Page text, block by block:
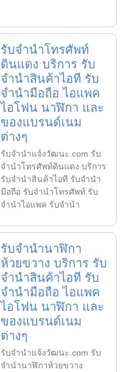
รับจำนำโทรศัพท์
ดินแดง บริการ รับ
จำนำสินค้าไอที รับ
จำนำมือถือ ไอแพค
ไอโฟน นาฬิกา และ
ของแบรนด์เนม
ต่างๆ
รับจํานําแจ้งวัฒนะ.com รับ
จำนำโทรศัพท์ดินแดง บริการ
รับจำนำสินค้าไอที รับจำนำ
มือถือ รับจำนำโทรศัพท์ รับ
จำนำไอแพค รับจำนำ
รับจำนำนาฬิกา
ห้วยขวาง บริการ รับ
จำนำสินค้าไอที รับ
จำนำมือถือ ไอแพค
ไอโฟน นาฬิกา และ
ของแบรนด์เนม
ต่างๆ
รับจํานําแจ้งวัฒนะ.com รับ
จำนำนาฬิกาห้วยขวาง